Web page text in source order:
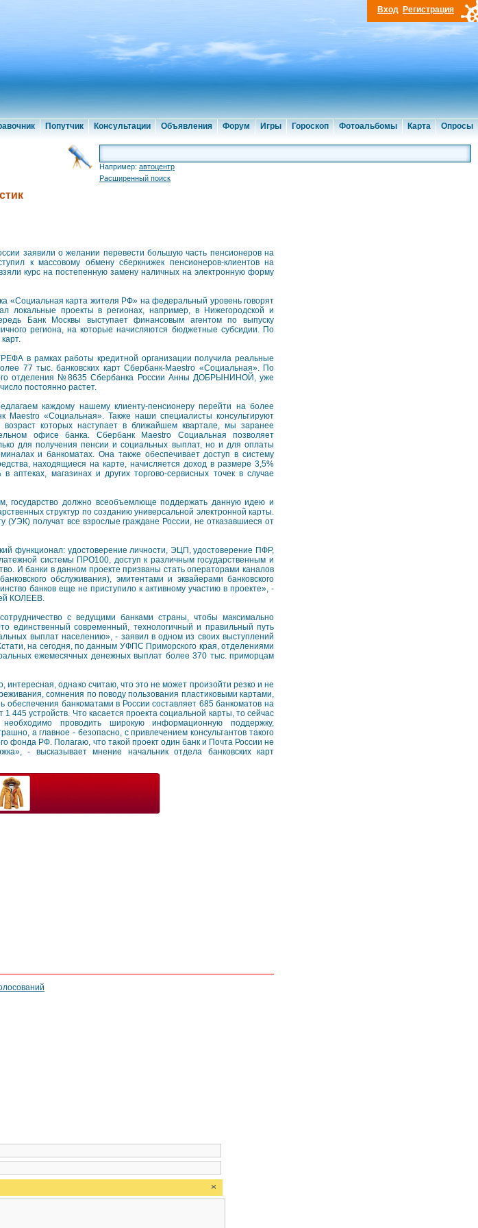
Попутчик Консультации Объявления Форум Игры Гороскоп Фотоальбомы Карта Опросы
Вход Регистрация
Например: автоцентр
Расширенный поиск
заявили о желании перевести большую часть пенсионеров на
к массовому обмену сберкнижек пенсионеров-клиентов на
курс на постепенную замену наличных на электронную форму
«Социальная карта жителя РФ» на федеральный уровень говорят
локальные проекты в регионах, например, в Нижегородской и
Банк Москвы выступает финансовым агентом по выпуску
региона, на которые начисляются бюджетные субсидии. По
в рамках работы кредитной организации получила реальные
77 тыс. банковских карт Сбербанк-Maestro «Социальная». По
отделения №8635 Сбербанка России Анны ДОБРЫНИНОЙ, уже
постоянно растет.
каждому нашему клиенту-пенсионеру перейти на более
Maestro «Социальная». Также наши специалисты консультируют
которых наступает в ближайшем квартале, мы заранее
офисе банка. Сбербанк Maestro Социальная позволяет
для получения пенсии и социальных выплат, но и для оплаты
и банкоматах. Она также обеспечивает доступ в систему
находящиеся на карте, начисляется доход в размере 3,5%
аптеках, магазинах и других торгово-сервисных точек в случае
должно всеобъемлюще поддержать данную идею и
структур по созданию универсальной электронной карты.
(УЭК) получат все взрослые граждане России, не отказавшиеся от
функционал: удостоверение личности, ЭЦП, удостоверение ПФР,
системы ПРО100, доступ к различным государственным и
И банки в данном проекте призваны стать операторами каналов
обслуживания), эмитентами и эквайерами банковского
банков еще не приступило к активному участию в проекте», -
КОЛЕЕВ.
с ведущими банками страны, чтобы максимально
единственный современный, технологичный и правильный путь
выплат населению», - заявил в одном из своих выступлений
на сегодня, по данным УФПС Приморского края, отделениями
ежемесячных денежных выплат более 370 тыс. приморцам
однако считаю, что это не может произойти резко и не
сомнения по поводу пользования пластиковыми картами,
обеспечения банкоматами в России составляет 685 банкоматов на
445 устройств. Что касается проекта социальной карты, то сейчас
проводить широкую информационную поддержку,
а главное - безопасно, с привлечением консультантов такого
фонда РФ. Полагаю, что такой проект один банк и Почта России не
- высказывает мнение начальник отдела банковских карт